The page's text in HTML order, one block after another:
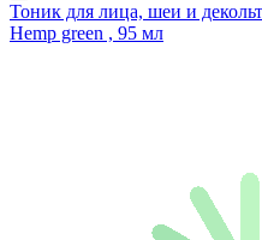
Тоник для лица, шеи и
Hemp green , 95 мл